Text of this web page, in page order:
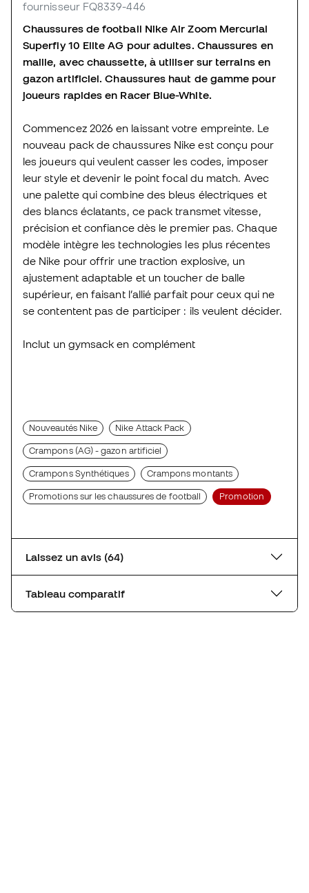
fournisseur FQ8339-446
Chaussures de football Nike Air Zoom Mercurial
Superfly 10 Elite AG pour adultes. Chaussures en
maille, avec chaussette, à utiliser sur terrains en
gazon artificiel. Chaussures haut de gamme pour
joueurs rapides en Racer Blue-White.
Commencez 2026 en laissant votre empreinte. Le
nouveau pack de chaussures Nike est conçu pour
les joueurs qui veulent casser les codes, imposer
leur style et devenir le point focal du match. Avec
une palette qui combine des bleus électriques et
des blancs éclatants, ce pack transmet vitesse,
précision et confiance dès le premier pas. Chaque
modèle intègre les technologies les plus récentes
de Nike pour offrir une traction explosive, un
ajustement adaptable et un toucher de balle
supérieur, en faisant l’allié parfait pour ceux qui ne
se contentent pas de participer : ils veulent décider.
Inclut un gymsack en complément
Nouveautés Nike Nike Attack Pack
Crampons (AG) - gazon artificiel
Crampons Synthétiques Crampons montants
Promotions sur les chaussures de football Promotion
Laissez un avis (64)
Tableau comparatif